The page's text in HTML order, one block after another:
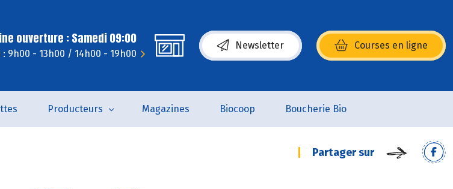
ouverture : Samedi 09:00
9h00 - 13h00 / 14h00 - 19h00
Newsletter Courses en ligne
(s’ouvre dans une nouvelle fenêtre)
Producteurs Magazines Biocoop Boucherie Bio
Partager sur